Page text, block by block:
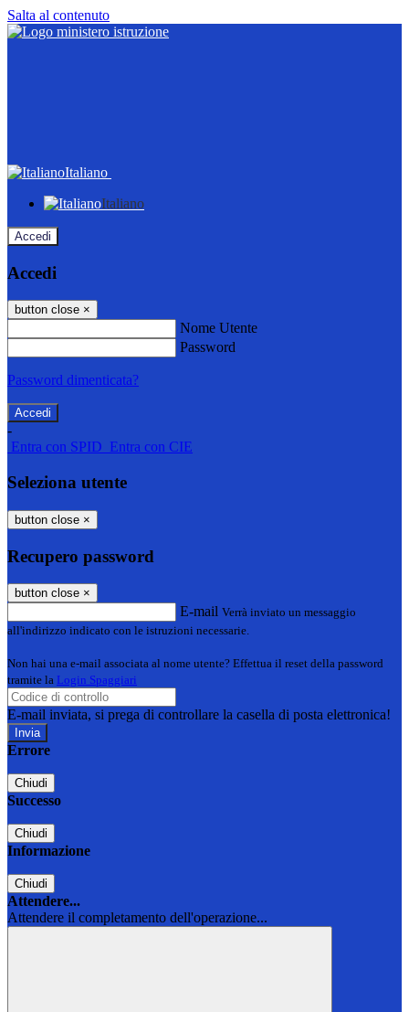
Salta al contenuto
Italiano
Italiano
Accedi
Accedi
button close ×
Nome Utente
Password
Password dimenticata?
-
Entra con SPID Entra con CIE
Seleziona utente
button close ×
Recupero password
button close ×
E-mail Verrà inviato un messaggio
all'indirizzo indicato con le istruzioni necessarie.
Non hai una e-mail associata al nome utente? Effettua il reset della password
tramite la Login Spaggiari
E-mail inviata, si prega di controllare la casella di posta elettronica!
Errore
Chiudi
Successo
Chiudi
Informazione
Chiudi
Attendere...
Attendere il completamento dell'operazione...